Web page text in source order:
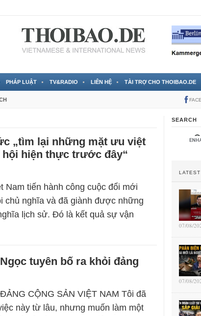
PHÁP LUẬT TV&RADIO LIÊN HỆ TÀI TRỢ CHO THOIBAO.DE
„tìm lại những mặt ưu việt
hội hiện thực trước đây“
Nam tiến hành công cuộc đổi mới
chủ nghĩa và đã giành được những
lịch sử. Đó là kết quả sự vận
tuyên bố ra khỏi đảng
CỘNG SẢN VIỆT NAM Tôi đã
này từ lâu, nhưng muốn làm một
SEARCH
LATEST
07/08/
07/08/